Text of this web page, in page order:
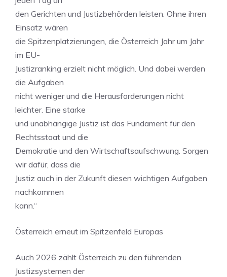
den Gerichten und Justizbehörden leisten. Ohne ihren
Einsatz wären
die Spitzenplatzierungen, die Österreich Jahr um Jahr
im EU-
Justizranking erzielt nicht möglich. Und dabei werden
die Aufgaben
nicht weniger und die Herausforderungen nicht
leichter. Eine starke
und unabhängige Justiz ist das Fundament für den
Rechtsstaat und die
Demokratie und den Wirtschaftsaufschwung. Sorgen
wir dafür, dass die
Justiz auch in der Zukunft diesen wichtigen Aufgaben
nachkommen
kann.“
Österreich erneut im Spitzenfeld Europas
Auch 2026 zählt Österreich zu den führenden
Justizsystemen der